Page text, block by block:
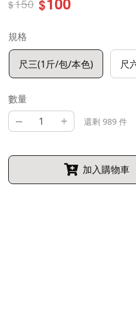
$150 $
規格
尺三(1斤/包/本色) 尺
數量
– + 還剩 989 件
加入購物車